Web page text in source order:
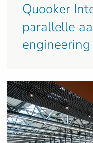
Quooker
parallelle